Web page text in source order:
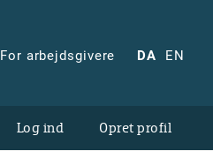
For arbejdsgivere DA EN
Log ind Opret profil